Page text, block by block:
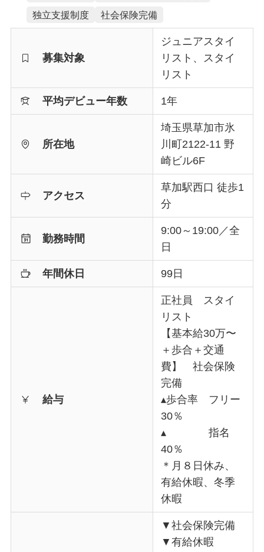
独立支援制度
社会保険完備
募集対象
ジュニアスタイ
リスト、スタイ
リスト
平均デビュー年数 1年
所在地
埼玉県草加市氷
川町2122-11 野
崎ビル6F
アクセス
草加駅西口 徒歩1
分
勤務時間
9:00～19:00／全
日
年間休日 99日
給与
正社員 スタイ
リスト
【基本給30万〜
＋歩合＋交通
費】 社会保険
完備
▴歩合率 フリー
30％
▴ 指名
40％
＊月８日休み、
有給休暇、冬季
休暇
▼社会保険完備
▼有給休暇